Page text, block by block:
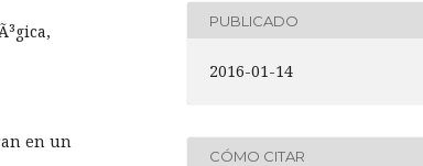
en un
PUBLICADO
2016-01-14
CÓMO CITAR